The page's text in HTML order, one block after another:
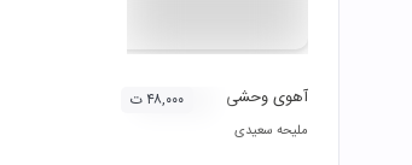
آهوی وحشی
ملیحه سعیدی
۴۸,۰۰۰ ت